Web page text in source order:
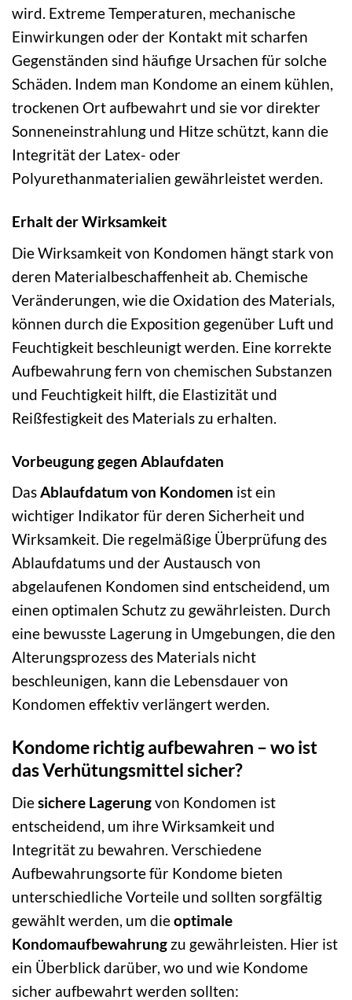
wird. Extreme Temperaturen, mechanische
Einwirkungen oder der Kontakt mit scharfen
Gegenständen sind häufige Ursachen für solche
Schäden. Indem man Kondome an einem kühlen,
trockenen Ort aufbewahrt und sie vor direkter
Sonneneinstrahlung und Hitze schützt, kann die
Integrität der Latex- oder
Polyurethanmaterialien gewährleistet werden.
Erhalt der Wirksamkeit
Die Wirksamkeit von Kondomen hängt stark von
deren Materialbeschaffenheit ab. Chemische
Veränderungen, wie die Oxidation des Materials,
können durch die Exposition gegenüber Luft und
Feuchtigkeit beschleunigt werden. Eine korrekte
Aufbewahrung fern von chemischen Substanzen
und Feuchtigkeit hilft, die Elastizität und
Reißfestigkeit des Materials zu erhalten.
Vorbeugung gegen Ablaufdaten
DasAblaufdatum von Kondomen ist ein
wichtiger Indikator für deren Sicherheit und
Wirksamkeit. Die regelmäßige Überprüfung des
Ablaufdatums und der Austausch von
abgelaufenen Kondomen sind entscheidend, um
einen optimalen Schutz zu gewährleisten. Durch
eine bewusste Lagerung in Umgebungen, die den
Alterungsprozess des Materials nicht
beschleunigen, kann die Lebensdauer von
Kondomen effektiv verlängert werden.
Kondome richtig aufbewahren – wo ist
das Verhütungsmittel sicher?
Diesichere Lagerungvon Kondomen ist
entscheidend, um ihre Wirksamkeit und
Integrität zu bewahren. Verschiedene
Aufbewahrungsorte für Kondome bieten
unterschiedliche Vorteile und sollten sorgfältig
gewählt werden, um dieoptimale
Kondomaufbewahrung zu gewährleisten. Hier ist
ein Überblick darüber, wo und wie Kondome
sicher aufbewahrt werden sollten: